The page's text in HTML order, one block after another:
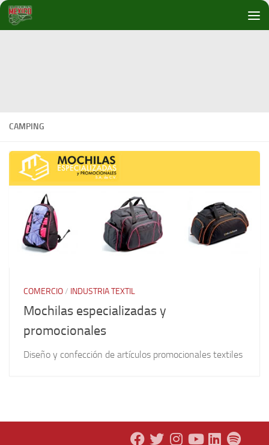
Debajo del contenido
CAMPING
COMERCIO/ INDUSTRIA TEXTIL
Mochilas especializadas y
promocionales
Diseño y confección de artículos promocionales textiles